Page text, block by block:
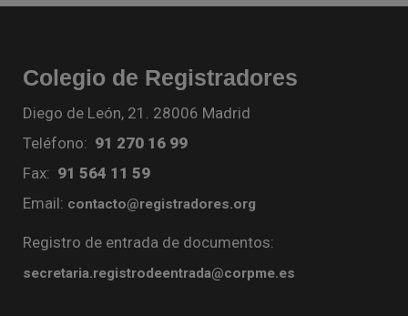
Colegio de Registradores
Diego de León, 21. 28006 Madrid
Teléfono: 91 270 16 99
Fax: 91 564 11 59
Email: contacto@registradores.org
Registro de entrada de documentos:
secretaria.registrodeentrada@corpme.es